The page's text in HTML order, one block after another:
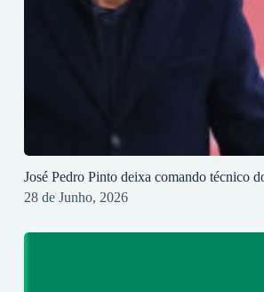
José Pedro Pinto deixa comando técnico
28 de Junho, 2026